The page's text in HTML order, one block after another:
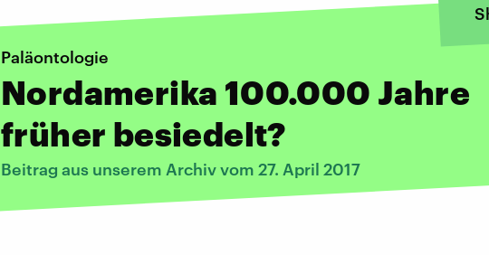
Paläontologie
Nordamerika 100.000 Jahre
früher besiedelt?
Beitrag aus unserem Archiv vom 27. April 2017